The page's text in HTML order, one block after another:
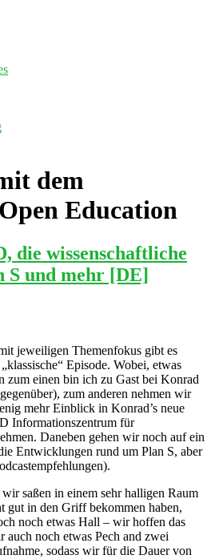
dem
Open Education
die wissenschaftliche
S und mehr [DE]
jeweiligen Themenfokus gibt es
Episode. Wobei, etwas
zum einen bin ich zu Gast bei Konrad
zum anderen nehmen wir
mehr Einblick in Konrad’s neue
Informationszentrum für
Daneben gehen wir noch auf ein
Entwicklungen rund um Plan S, aber
saßen in einem sehr halligen Raum
gut in den Griff bekommen haben,
noch etwas Hall – wir hoffen das
auch noch etwas Pech and zwei
sodass wir für die Dauer von